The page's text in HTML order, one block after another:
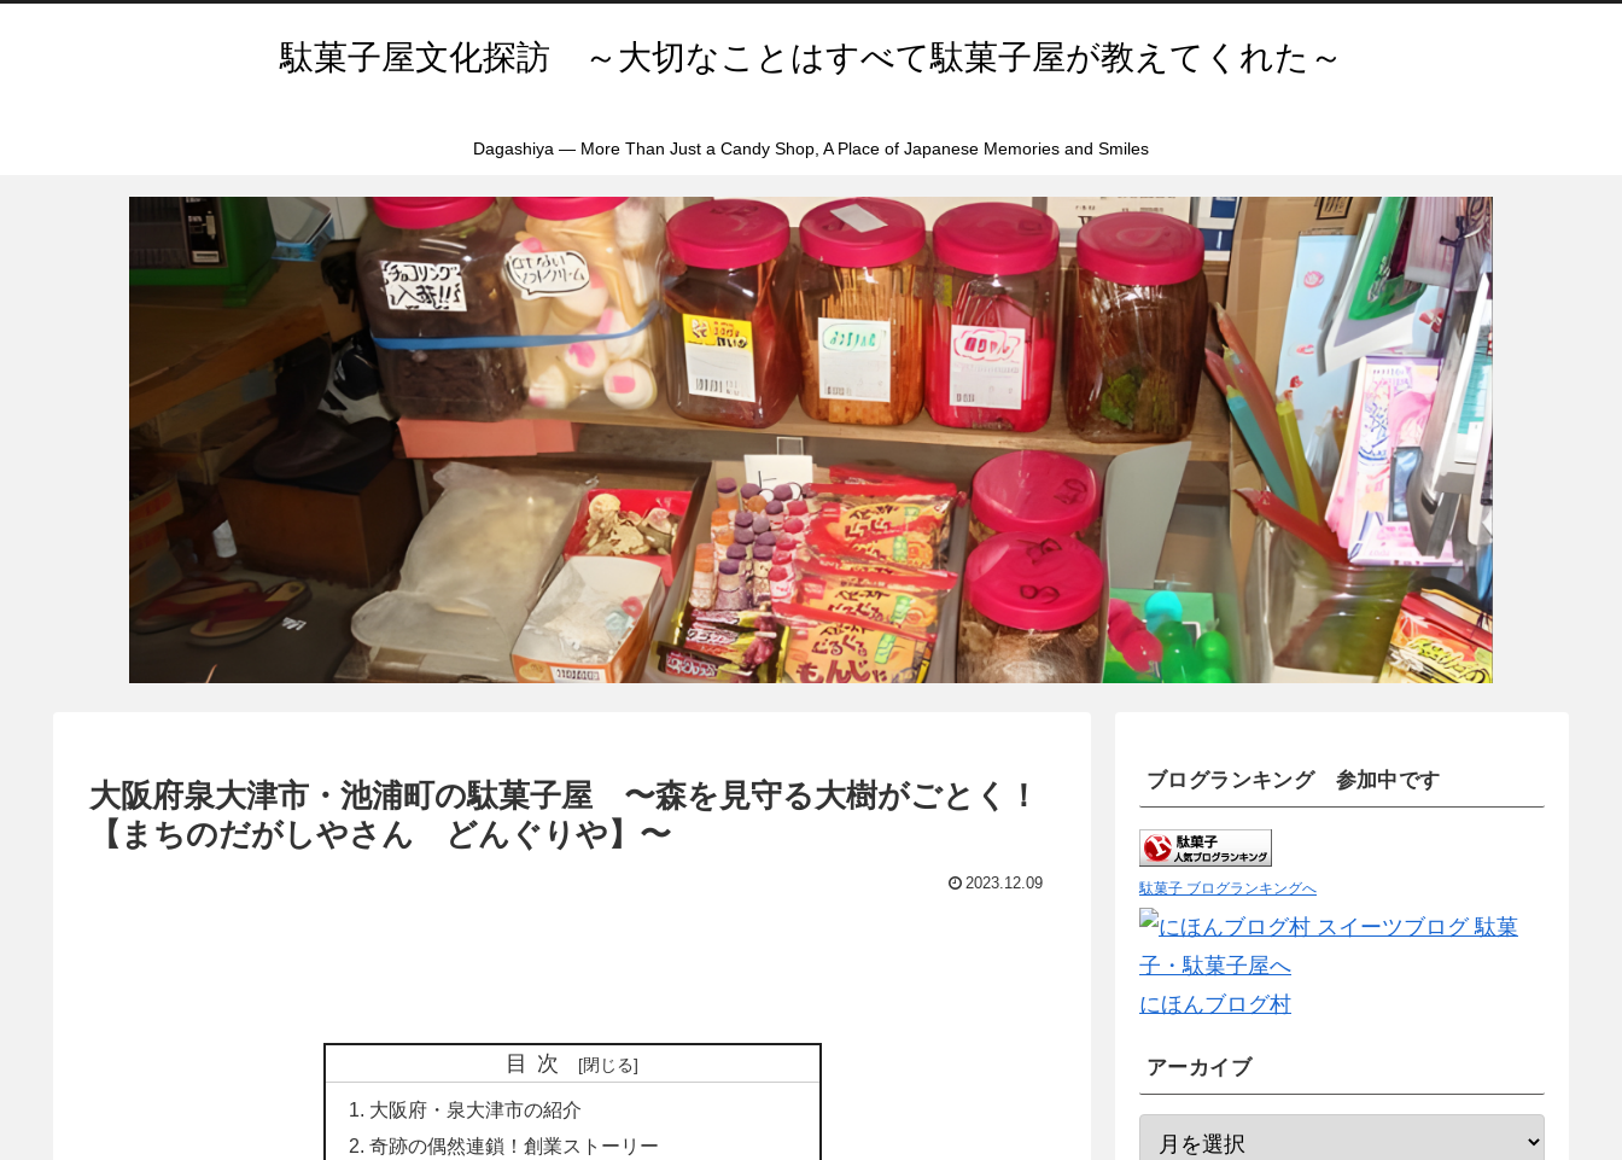
駄菓子屋文化探訪 ～大切なことはすべて駄菓子屋が教えてくれた～
Dagashiya — More Than Just a Candy Shop, A Place of Japanese Memories and Smiles
大阪府泉大津市・池浦町の駄菓子屋 〜森を見守る大樹がごとく！
【まちのだがしやさん どんぐりや】〜
2023.12.09
目次
大阪府・泉大津市の紹介
奇跡の偶然連鎖！創業ストーリー
ブログランキング 参加中です
駄菓子 ブログランキングへ
にほんブログ村
アーカイブ